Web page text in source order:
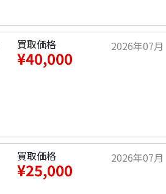
買取価格
¥40,000
2026年07月
買取価格
¥25,000
2026年07月